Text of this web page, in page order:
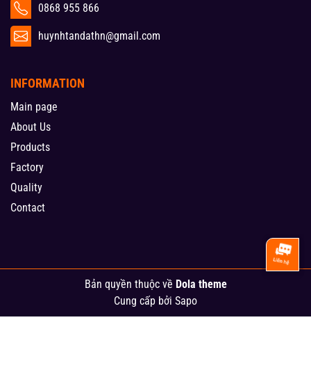
0868 955 866
huynhtandathn@gmail.com
INFORMATION
Main page
About Us
Products
Factory
Quality
Contact
Bản quyền thuộc về Dola theme
Cung cấp bởi Sapo